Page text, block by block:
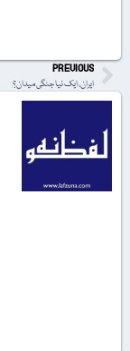
PREVIOUS
ایران، ایک نیا جنگی میدان؟